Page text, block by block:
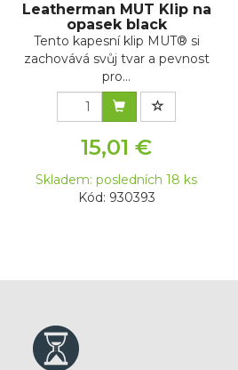
Leatherman MUT Klip na
opasek black
Tento kapesní klip MUT® si
zachovává svůj tvar a pevnost
pro...
15,01 €
Skladem: posledních 18 ks
Kód: 930393